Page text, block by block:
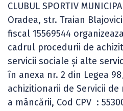
CLUBUL SPORTIV
Oradea, str. Traian
fiscal 15569544
cadrul procedurii de
servicii sociale şi alte
în anexa nr. 2 din Legea
achizitionarii de Servicii
a mâncării, Cod CPV :